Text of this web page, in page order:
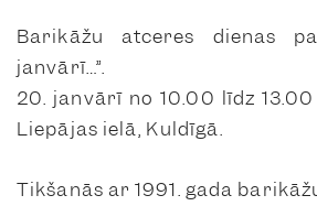
Barikāžu atceres dienas
janvārī…”.
20. janvārī no 10.00 līdz
Liepājas ielā, Kuldīgā.
Tikšanās ar 1991. gada